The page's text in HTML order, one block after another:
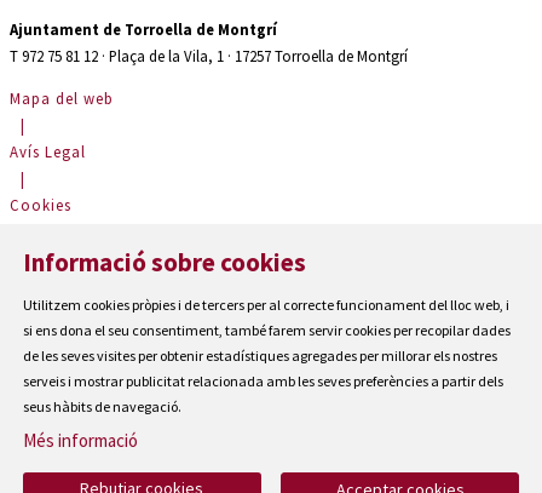
Ajuntament de Torroella de Montgrí
T 972 75 81 12 · Plaça de la Vila, 1 · 17257 Torroella de Montgrí
Mapa del web
|
Avís Legal
|
Cookies
Contactar
Accessibilitat
Informació sobre cookies
Utilitzem cookies pròpies i de tercers per al correcte funcionament del lloc web, i
si ens dona el seu consentiment, també farem servir cookies per recopilar dades
de les seves visites per obtenir estadístiques agregades per millorar els nostres
serveis i mostrar publicitat relacionada amb les seves preferències a partir dels
seus hàbits de navegació.
Més informació
Rebutjar cookies